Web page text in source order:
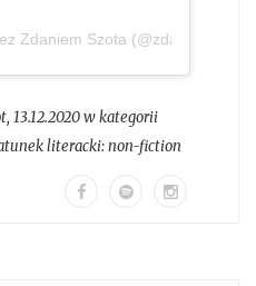
Zdaniem Szota
, 13.12.2020 w kategorii
literacki:non-fiction